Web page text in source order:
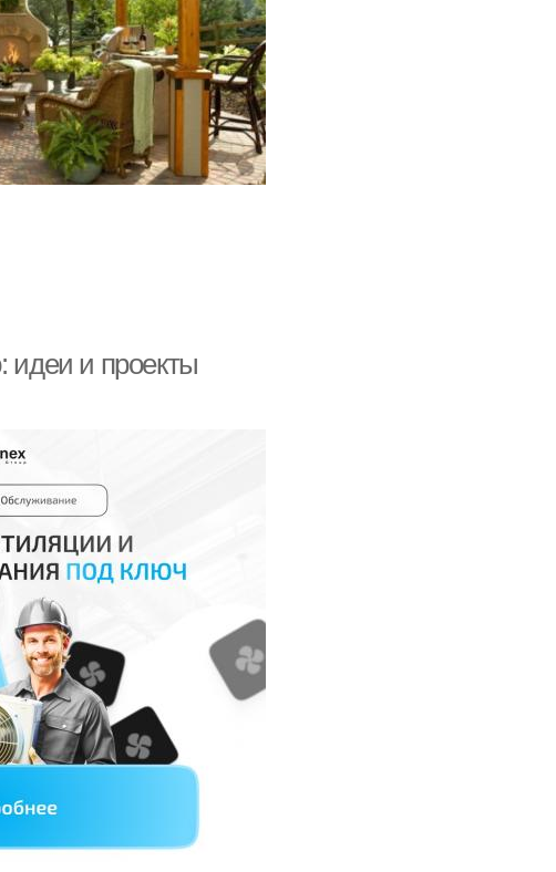
идеи и проекты